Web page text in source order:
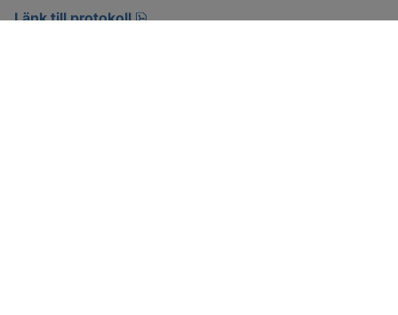
Länk till protokoll
pdf, 222.9 kB, öppnas i nytt fönster.